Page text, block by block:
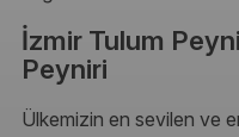
İzmir Tulum
Peyniri
Ülkemizin en sevilen ve